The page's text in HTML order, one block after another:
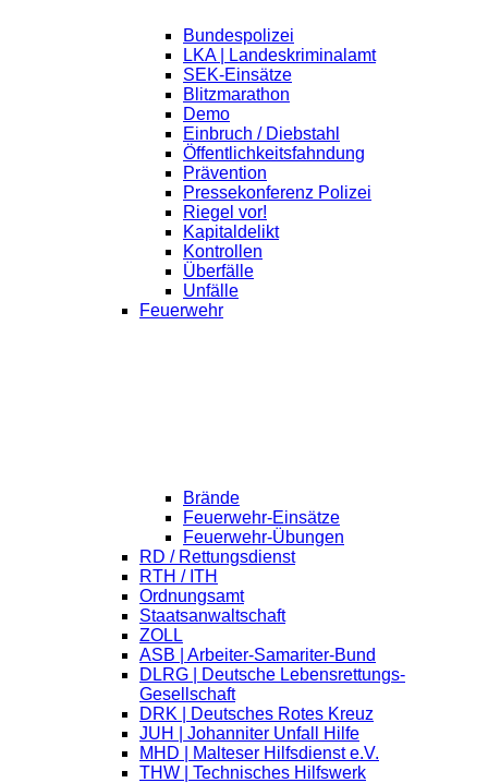
Bundespolizei
LKA | Landeskriminalamt
SEK-Einsätze
Blitzmarathon
Demo
Einbruch / Diebstahl
Öffentlichkeitsfahndung
Prävention
Pressekonferenz Polizei
Riegel vor!
Kapitaldelikt
Kontrollen
Überfälle
Unfälle
Feuerwehr
Brände
Feuerwehr-Einsätze
Feuerwehr-Übungen
RD / Rettungsdienst
RTH / ITH
Ordnungsamt
Staatsanwaltschaft
ZOLL
ASB | Arbeiter-Samariter-Bund
DLRG | Deutsche Lebensrettungs-
Gesellschaft
DRK | Deutsches Rotes Kreuz
JUH | Johanniter Unfall Hilfe
MHD | Malteser Hilfsdienst e.V.
THW | Technisches Hilfswerk